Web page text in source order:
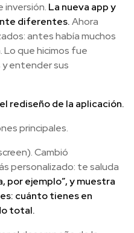
inversión. La nueva app y
diferentes.Ahora
antes había muchos
que hicimos fue
y entender sus
rediseño de la aplicación.
principales.
Cambió
personalizado: te saluda
por ejemplo”, y muestra
cuánto tienes en
total.